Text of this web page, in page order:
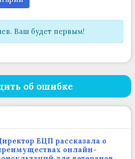
Ваш будет первым!
об ошибке
ЕЦП рассказала о
онлайн-